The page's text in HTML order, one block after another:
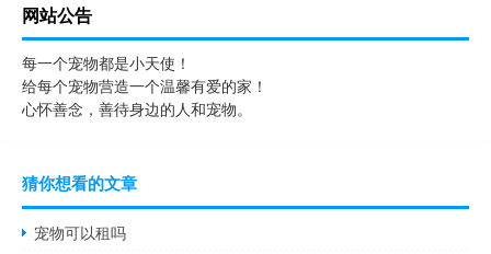
网站公告
每一个宠物都是小天使！
给每个宠物营造一个温馨有爱的家！
心怀善念，善待身边的人和宠物。
猜你想看的文章
宠物可以租吗